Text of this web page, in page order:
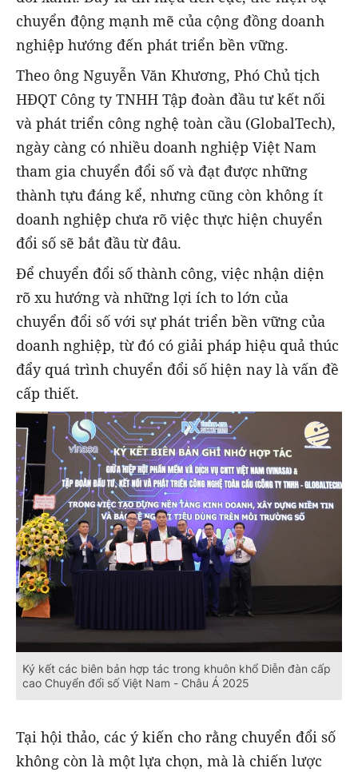
chuyển động mạnh mẽ của cộng đồng doanh
nghiệp hướng đến phát triển bền vững.
Theo ông Nguyễn Văn Khương, Phó Chủ tịch
HĐQT Công ty TNHH Tập đoàn đầu tư kết nối
và phát triển công nghệ toàn cầu (GlobalTech),
ngày càng có nhiều doanh nghiệp Việt Nam
tham gia chuyển đổi số và đạt được những
thành tựu đáng kể, nhưng cũng còn không ít
doanh nghiệp chưa rõ việc thực hiện chuyển
đổi số sẽ bắt đầu từ đâu.
Để chuyển đổi số thành công, việc nhận diện
rõ xu hướng và những lợi ích to lớn của
chuyển đổi số với sự phát triển bền vững của
doanh nghiệp, từ đó có giải pháp hiệu quả thúc
đẩy quá trình chuyển đổi số hiện nay là vấn đề
cấp thiết.
Ký kết các biên bản hợp tác trong khuôn khổ Diễn đàn cấp
cao Chuyển đổi số Việt Nam - Châu Á 2025
Tại hội thảo, các ý kiến cho rằng chuyển đổi số
không còn là một lựa chọn, mà là chiến lược